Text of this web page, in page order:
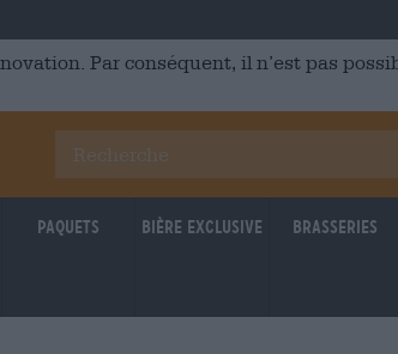
Par conséquent, il n’est pas
Paquets Bière Exclusive Brasseries